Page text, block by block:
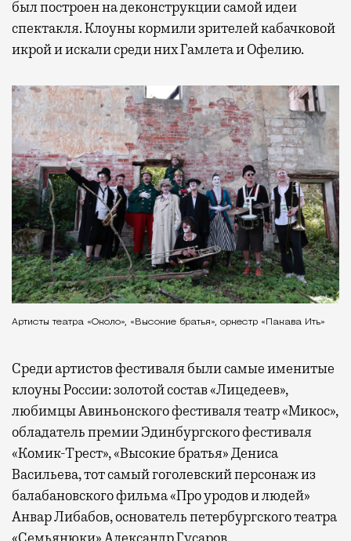
был построен на деконструкции самой идеи
спектакля. Клоуны кормили зрителей кабачковой
икрой и искали среди них Гамлета и Офелию.
Артисты театра «Около», «Высокие братья», оркестр «Пакава Ить»
Среди артистов фестиваля были самые именитые
клоуны России: золотой состав «Лицедеев»,
любимцы Авиньонского фестиваля театр «Микос»,
обладатель премии Эдинбургского фестиваля
«Комик-Трест», «Высокие братья» Дениса
Васильева, тот самый гоголевский персонаж из
балабановского фильма «Про уродов и людей»
Анвар Либабов, основатель петербургского театра